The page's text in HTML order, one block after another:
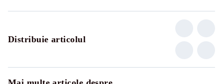
Distribuie articolul